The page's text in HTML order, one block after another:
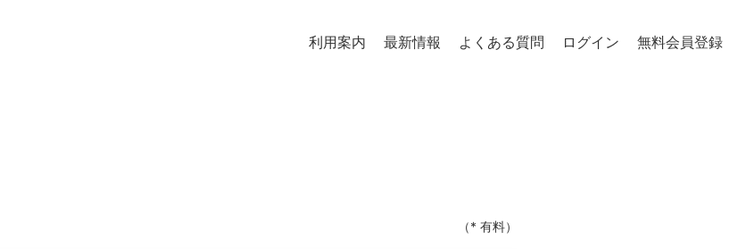
利用案内 最新情報 よくある質問 ログイン 無料会員登録
（* 有料）